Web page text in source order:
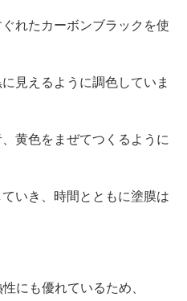
れたカーボンブラックを使
見えるように調色していま
黄色をまぜてつくるように
いき、時間とともに塗膜は
にも優れているため、